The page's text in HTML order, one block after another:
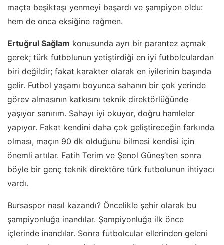
maçta beşiktaşı yenmeyi başardı ve şampiyon oldu:
hem de onca eksiğine rağmen.
Ertuğrul Sağlam konusunda ayrı bir parantez açmak
gerek; türk futbolunun yetiştirdiği en iyi futbolculardan
biri değildir; fakat karakter olarak en iyilerinin başında
gelir. Futbol yaşamı boyunca sahanın bir çok yerinde
görev almasının katkısını teknik direktörlüğünde
yaşıyor sanırım. Sahayı iyi okuyor, doğru hamleler
yapıyor. Fakat kendini daha çok geliştireceğin farkında
olması, maçın 90 dk olduğunu bilmesi kendisi için
önemli artılar. Fatih Terim ve Şenol Güneş’ten sonra
böyle bir genç teknik direktöre türk futbolunun ihtiyacı
vardı.
Bursaspor nasıl kazandı? Öncelikle şehir olarak bu
şampiyonluğa inandılar. Şampiyonluğa ilk önce
içlerinde inandılar. Sonra futbolcular ellerinden geleni